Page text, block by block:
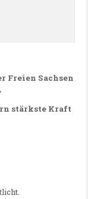
Freien Sachsen
stärkste Kraft